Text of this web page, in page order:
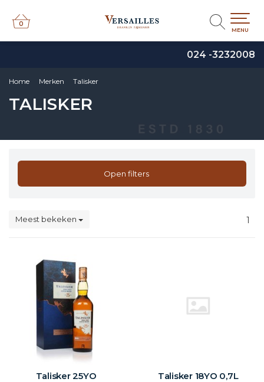
024 -3232008
0
0
MENU
Home Merken Talisker
TALISKER
Open filters
Meest bekeken 1
Talisker 25YO Talisker 18YO 0,7L